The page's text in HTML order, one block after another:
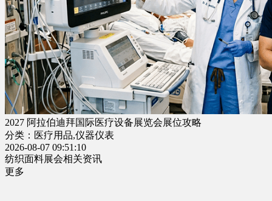
2027 阿拉伯迪拜国际医疗设备展览会展位攻略
分类：医疗用品,仪器仪表
2026-08-07 09:51:10
纺织面料展会相关资讯
更多